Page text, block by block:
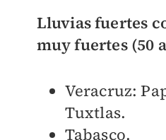
Lluvias fuertes
muy fuertes (50
Veracruz:
Tuxtlas.
Tabasco.